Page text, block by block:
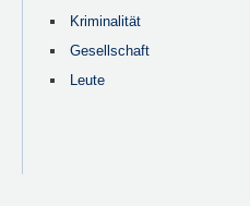
Kriminalität
Gesellschaft
Leute